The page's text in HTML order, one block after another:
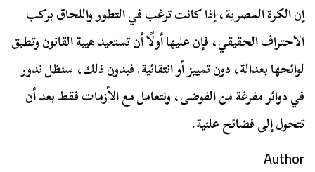
إن الكرة المصرية، إذا كانت ترغب في التطور واللحاق بركب
الاحتراف الحقيقي، فإن عليها أولًا أن تستعيد هيبة القانون وتطبق
لوائحها بعدالة، دون تمييز أو انتقائية. فبدون ذلك، سنظل ندور
في دوائر مفرغة من الفوضى، ونتعامل مع الأزمات فقط بعد أن
تتحول إلى فضائح علنية.
Author